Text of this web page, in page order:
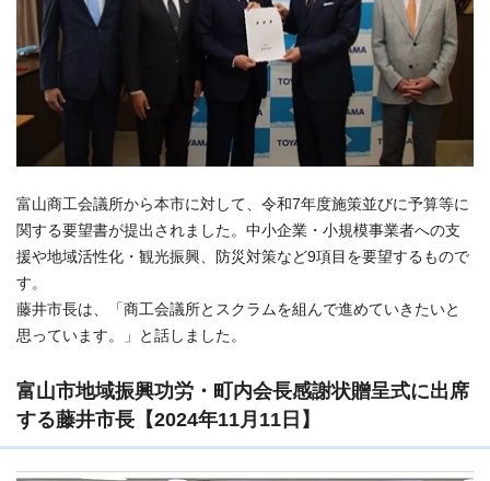
富山商工会議所から本市に対して、令和7年度施策並びに予算等に
関する要望書が提出されました。中小企業・小規模事業者への支
援や地域活性化・観光振興、防災対策など9項目を要望するもので
す。
藤井市長は、「商工会議所とスクラムを組んで進めていきたいと
思っています。」と話しました。
富山市地域振興功労・町内会長感謝状贈呈式に出席
する藤井市長【2024年11月11日】